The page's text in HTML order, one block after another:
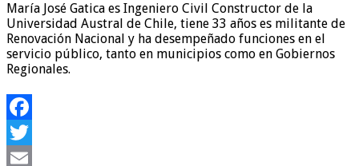
María José Gatica es Ingeniero Civil Constructor de la
Universidad Austral de Chile, tiene 33 años es militante de
Renovación Nacional y ha desempeñado funciones en el
servicio público, tanto en municipios como en Gobiernos
Regionales.
Facebook
Twitter